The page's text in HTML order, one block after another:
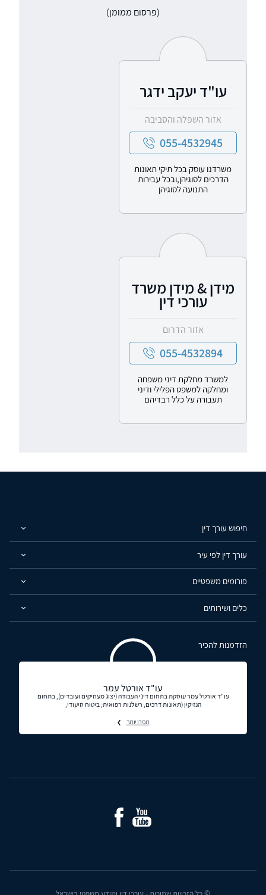
(פרסום ממומן)
עו"ד יעקב ידגר
אזור השפלה והסביבה
055-4532945
משרדנו עוסק בכל תיקי תאונות
הדרכים לסוגיהן,ובכל עבירות
התנועה לסוגיהן
מידן & מידן משרד
עורכי דין
אזור הדרום
055-4532894
למשרד מחלקת דיני משפחה
ומחלקה למשפט הפלילי ודיני
תעבורה על כלל רבדיהם
חיפוש עורך דין
עורך דין לפי עיר
פורומים משפטיים
כלים ושירותים
הזדמנות להכיר
עו"ד אורטל עמר
עו"ד אורטל עמר עוסקת בתחום דיני העבודה (יצוג מעסיקים ועובדים), בתחום
הנזיקין (תאונות דרכים, רשלנות רפואית, ביטוח סיעודי,
תכירו יותר